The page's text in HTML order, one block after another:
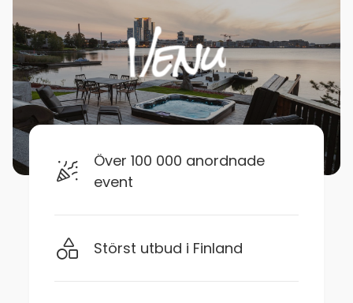
Över 100 000 anordnade
event
Störst utbud i Finland